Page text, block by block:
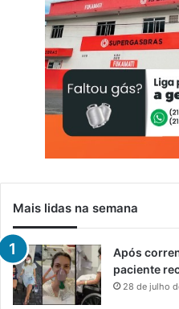
Mais lidas na semana
Após
paciente
28 de julho